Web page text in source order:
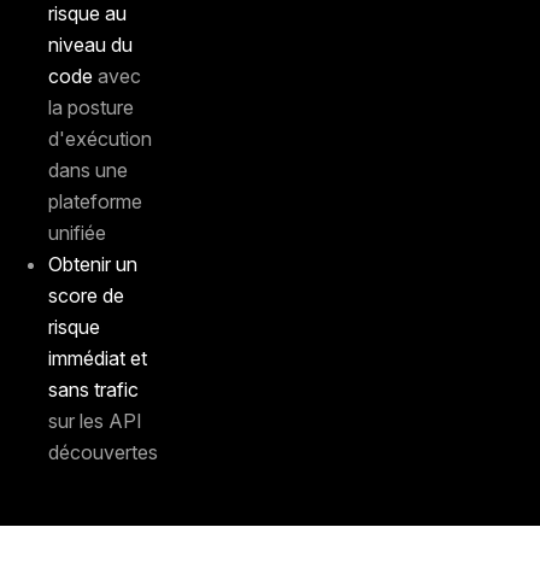
risque au
niveau du
code avec
la posture
d'exécution
dans une
plateforme
unifiée
Obtenir un
score de
risque
immédiat et
sans trafic
sur les API
découvertes